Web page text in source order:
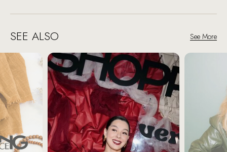
SEE ALSO See More